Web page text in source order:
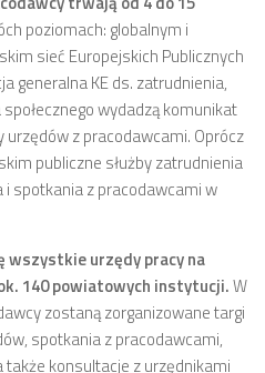
poziomach: globalnym i
sieć Europejskich Publicznych
generalna KE ds. zatrudnienia,
wydadzą komunikat
z pracodawcami. Oprócz
publiczne służby zatrudnienia
spotkania z pracodawcami w
wszystkie urzędy pracy na
140 powiatowych instytucji.W
zostaną zorganizowane targi
spotkania z pracodawcami,
także konsultacje z urzędnikami